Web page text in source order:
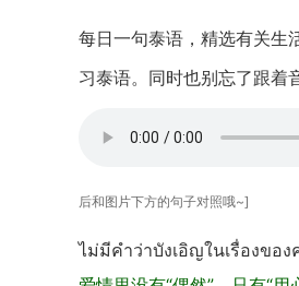
每日一句泰语，精选有关生
习泰语。同时也别忘了跟着
后和图片下方的句子对照哦~]
ไม่มีคำว่าบังเอิญในเรื่องขอ